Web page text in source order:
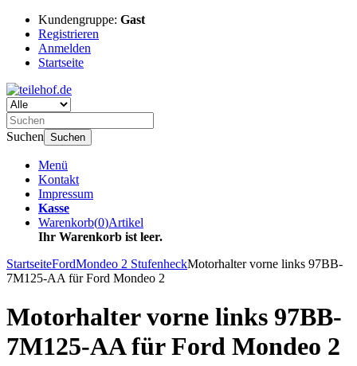
Kundengruppe: Gast
Registrieren
Anmelden
Startseite
Suchen Suchen
Menü
Kontakt
Impressum
Kasse
Warenkorb(0)Artikel
Ihr Warenkorb ist leer.
StartseiteFordMondeo 2 StufenheckMotorhalter vorne links 97BB-
7M125-AA für Ford Mondeo 2
Motorhalter vorne links 97BB-
7M125-AA für Ford Mondeo 2